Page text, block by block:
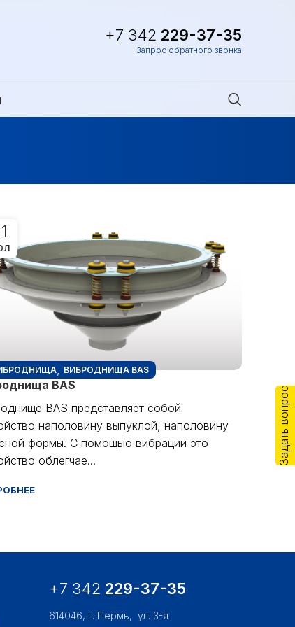
+7 342 229-37-35
Запрос обратного звонка
, ВИБРОДНИЩА BAS
BAS
BAS представляет собой
наполовину выпуклой, наполовину
формы. С помощью вибрации это
облегчае...
+7 342 229-37-35
614046, г. Пермь, ул. 3-я
Задать вопрос